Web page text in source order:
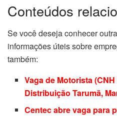
Conteúdos
Se você deseja conhecer
informações úteis sobre
também:
Vaga de Motorista
Distribuição Tarumã,
Centec abre vaga para